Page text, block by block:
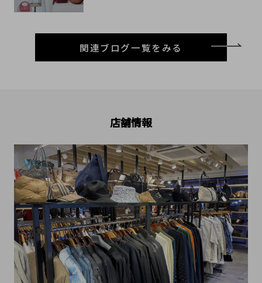
関連ブログ一覧をみる
店舗情報